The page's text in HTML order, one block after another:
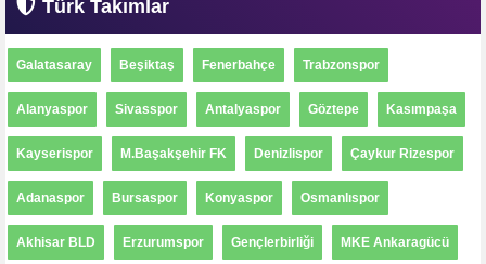
Türk Takımlar
Galatasaray Beşiktaş Fenerbahçe Trabzonspor
Alanyaspor Sivasspor Antalyaspor Göztepe Kasımpaşa
Kayserispor M.Başakşehir FK Denizlispor Çaykur Rizespor
Adanaspor Bursaspor Konyaspor Osmanlıspor
Akhisar BLD Erzurumspor Gençlerbirliği MKE Ankaragücü